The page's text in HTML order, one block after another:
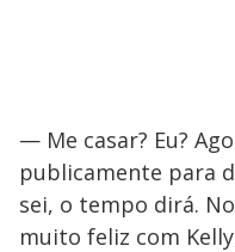
— Me casar? Eu?
publicamente para
sei, o tempo dirá.
muito feliz com